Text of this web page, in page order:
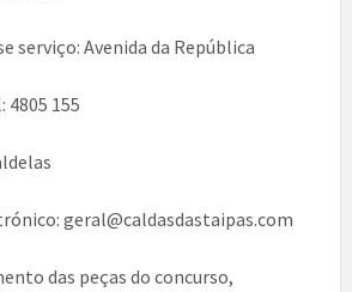
serviço: Avenida da República
155
geral@caldasdastaipas.com
das peças do concurso,